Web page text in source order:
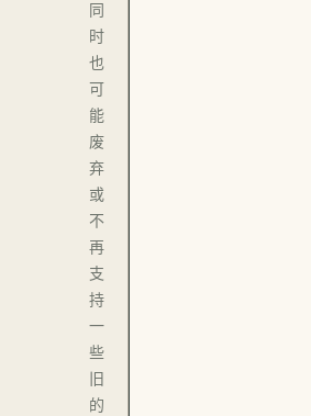
同
时
也
可
能
废
弃
或
不
再
支
持
一
些
旧
的